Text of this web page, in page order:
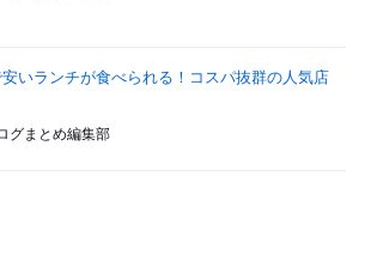
いランチが食べられる！コスパ抜群の人気店
グまとめ編集部